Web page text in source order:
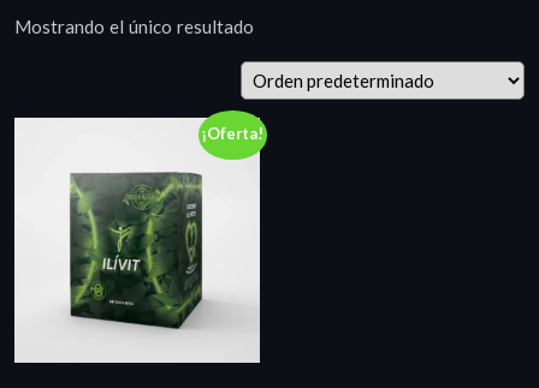
Mostrando el único resultado
¡Oferta!